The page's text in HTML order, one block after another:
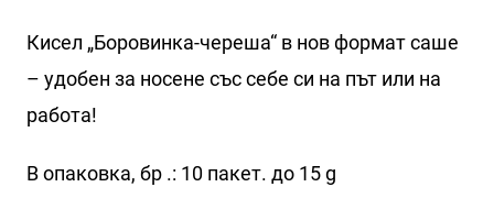
Кисел „Боровинка-череша“ в нов формат саше
– удобен за носене със себе си на път или на
работа!
В опаковка, бр .: 10 пакет. до 15 g